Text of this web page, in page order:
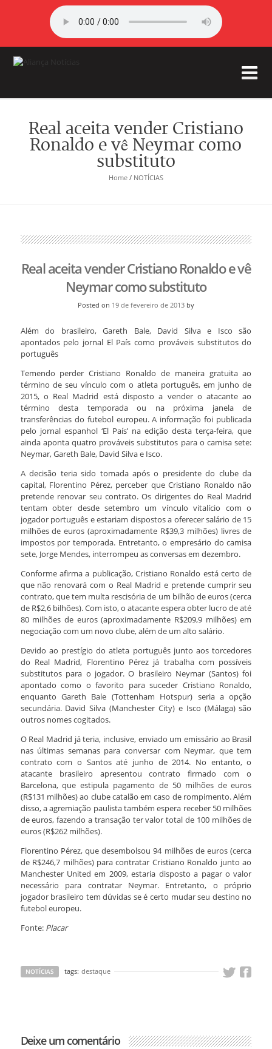
Real aceita vender Cristiano
Ronaldo e vê Neymar como
substituto
Home/ NOTÍCIAS
Real aceita vender Cristiano Ronaldo e vê
Neymar como substituto
Posted on 19 de fevereiro de 2013 by
Além do brasileiro, Gareth Bale, David Silva e Isco são
apontados pelo jornal El País como prováveis substitutos do
português
Temendo perder Cristiano Ronaldo de maneira gratuita ao
término de seu vínculo com o atleta português, em junho de
2015, o Real Madrid está disposto a vender o atacante ao
término desta temporada ou na próxima janela de
transferências do futebol europeu. A informação foi publicada
pelo jornal espanhol ‘El País’ na edição desta terça-feira, que
ainda aponta quatro prováveis substitutos para o camisa sete:
Neymar, Gareth Bale, David Silva e Isco.
A decisão teria sido tomada após o presidente do clube da
capital, Florentino Pérez, perceber que Cristiano Ronaldo não
pretende renovar seu contrato. Os dirigentes do Real Madrid
tentam obter desde setembro um vínculo vitalício com o
jogador português e estariam dispostos a oferecer salário de 15
milhões de euros (aproximadamente R$39,3 milhões) livres de
impostos por temporada. Entretanto, o empresário do camisa
sete, Jorge Mendes, interrompeu as conversas em dezembro.
Conforme afirma a publicação, Cristiano Ronaldo está certo de
que não renovará com o Real Madrid e pretende cumprir seu
contrato, que tem multa rescisória de um bilhão de euros (cerca
de R$2,6 bilhões). Com isto, o atacante espera obter lucro de até
80 milhões de euros (aproximadamente R$209,9 milhões) em
negociação com um novo clube, além de um alto salário.
Devido ao prestígio do atleta português junto aos torcedores
do Real Madrid, Florentino Pérez já trabalha com possíveis
substitutos para o jogador. O brasileiro Neymar (Santos) foi
apontado como o favorito para suceder Cristiano Ronaldo,
enquanto Gareth Bale (Tottenham Hotspur) seria a opção
secundária. David Silva (Manchester City) e Isco (Málaga) são
outros nomes cogitados.
O Real Madrid já teria, inclusive, enviado um emissário ao Brasil
nas últimas semanas para conversar com Neymar, que tem
contrato com o Santos até junho de 2014. No entanto, o
atacante brasileiro apresentou contrato firmado com o
Barcelona, que estipula pagamento de 50 milhões de euros
(R$131 milhões) ao clube catalão em caso de rompimento. Além
disso, a agremiação paulista também espera receber 50 milhões
de euros, fazendo a transação ter valor total de 100 milhões de
euros (R$262 milhões).
Florentino Pérez, que desembolsou 94 milhões de euros (cerca
de R$246,7 milhões) para contratar Cristiano Ronaldo junto ao
Manchester United em 2009, estaria disposto a pagar o valor
necessário para contratar Neymar. Entretanto, o próprio
jogador brasileiro tem dúvidas se é certo mudar seu destino no
futebol europeu.
Fonte:Placar
NOTÍCIAS tags: destaque
Deixe um comentário